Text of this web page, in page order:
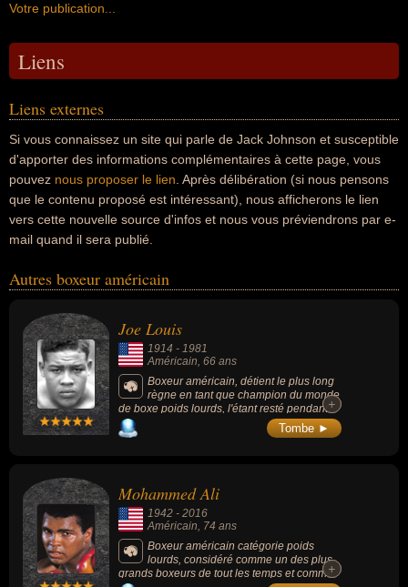
Votre publication...
Liens
Liens externes
Si vous connaissez un site qui parle de Jack Johnson et susceptible
d'apporter des informations complémentaires à cette page, vous
pouvez nous proposer le lien . Après délibération (si nous pensons
que le contenu proposé est intéressant), nous afficherons le lien
vers cette nouvelle source d'infos et nous vous préviendrons par e-
mail quand il sera publié.
Autres boxeur américain
Joe Louis
1914 - 1981
Américain, 66 ans
Boxeur américain, détient le plus long
règne en tant que champion du monde
de boxe poids lourds, l'étant resté pendant
11 ans et 8 mois. Il est considéré comme le
plus gros puncheur de l'histoire de la boxe
+
+
Tombe ►
Mohammed Ali
1942 - 2016
Américain , 74 ans
Boxeur américain catégorie poids
lourds, considéré comme un des plus
grands boxeurs de tout les temps et comme+
+